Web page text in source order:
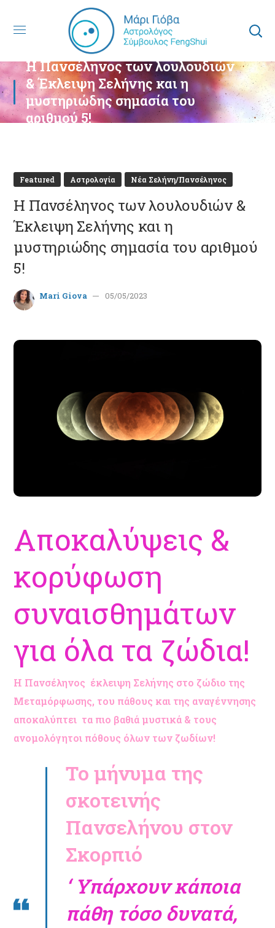
Η Πανσέληνος των λουλουδιών
& Έκλειψη Σελήνης και η
μυστηριώδης σημασία του
αριθμού 5!
Featured Αστρολογία Νέα Σελήνη/Πανσέληνος
Η Πανσέληνος των λουλουδιών &
Έκλειψη Σελήνης και η
μυστηριώδης σημασία του αριθμού
5!
Mari Giova 05/05/2023
Αποκαλύψεις &
κορύφωση
συναισθημάτων
για όλα τα ζώδια!
Η Πανσέληνος έκλειψη Σελήνης στο ζώδιο της
Μεταμόρφωσης, του πάθους και της αναγέννησης
αποκαλύπτει τα πιο βαθιά μυστικά & τους
ανομολόγητοι πόθους όλων των ζωδίων!
Το μήνυμα της
σκοτεινής
Πανσελήνου στον
Σκορπιό
‘ Υπάρχουν κάποια
πάθη τόσο δυνατά,